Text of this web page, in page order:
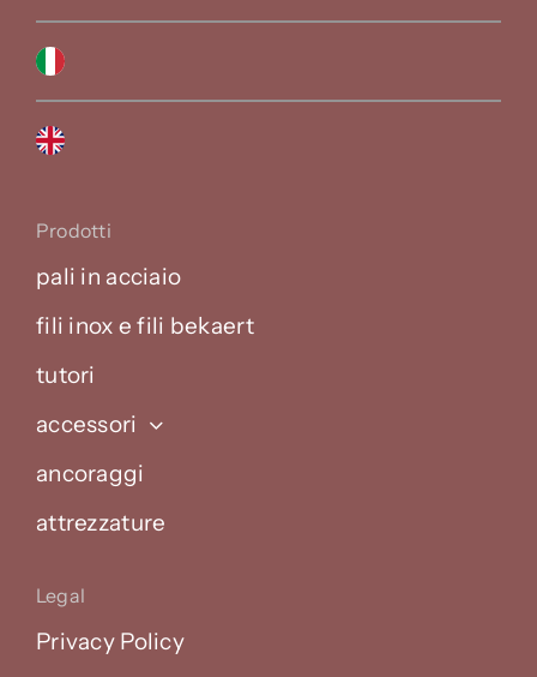
Prodotti
pali in acciaio
fili inox e fili bekaert
tutori
accessori
ancoraggi
attrezzature
Legal
Privacy Policy